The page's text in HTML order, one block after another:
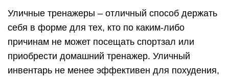
Уличные тренажеры – отличный способ держать
себя в форме для тех, кто по каким-либо
причинам не может посещать спортзал или
приобрести домашний тренажер. Уличный
инвентарь не менее эффективен для похудения,